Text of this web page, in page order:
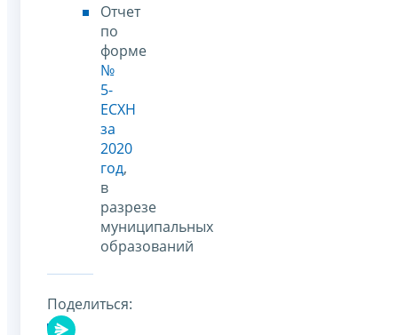
Отчет
по
форме
№
5-
ЕСХН
за
2020
год,
в
разрезе
муниципальных
образований
Поделиться: